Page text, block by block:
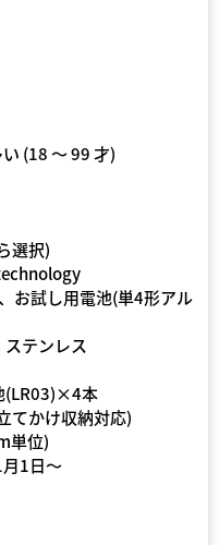
(18 〜 99 才)
選択)
お試し用電池(単4形アル
ステンレス
(LR03)×4本
てかけ収納対応)
単位)
1日〜